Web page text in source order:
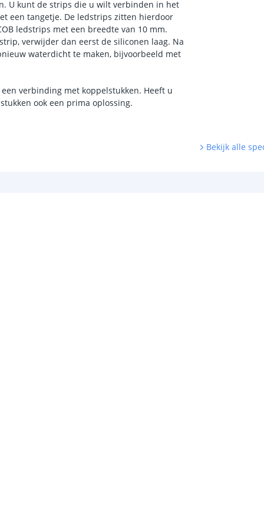
U kunt de strips die u wilt verbinden in het
een tangetje. De ledstrips zitten hierdoor
ledstrips met een breedte van 10 mm.
verwijder dan eerst de siliconen laag. Na
waterdicht te maken, bijvoorbeeld met
verbinding met koppelstukken. Heeft u
ook een prima oplossing.
Bekijk alle